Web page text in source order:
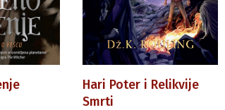
Hari Poter i Relikvije
Smrti